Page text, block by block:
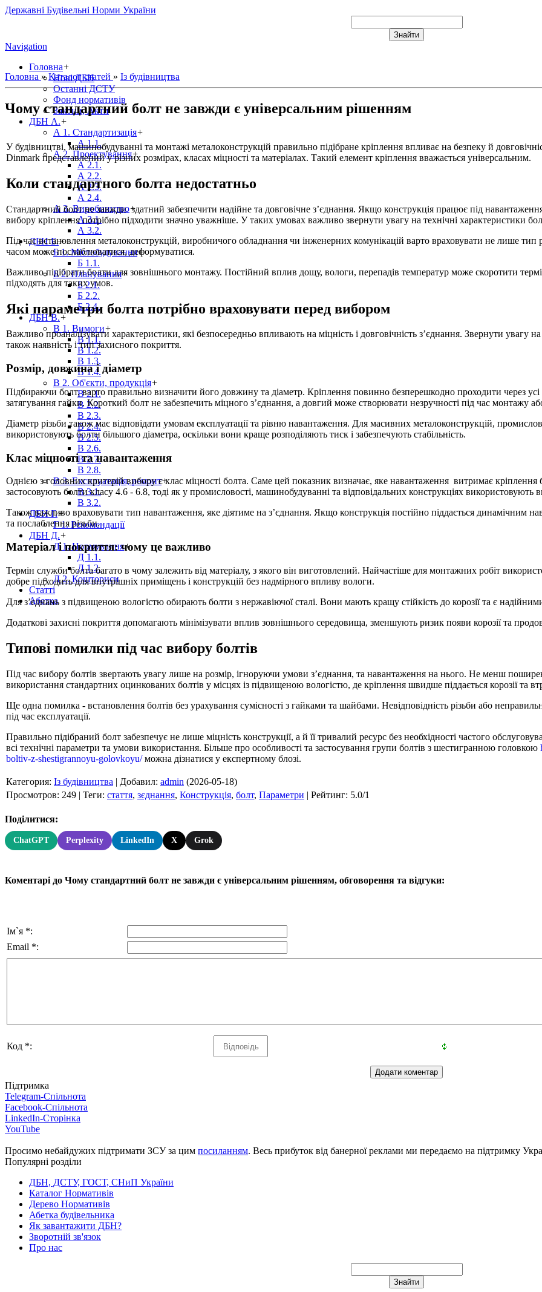
Державні Будівельні Норми України
Navigation
Головна+
Нові ДБН
Останні ДСТУ
Фонд нормативів
Закони, Акти
ДБН А.+
А 1. Стандартизація+
А 1.1.
А 2. Проектування+
А 2.1.
А 2.2.
А 2.3.
А 2.4.
А 3. Виробництво+
А 3.1.
А 3.2.
ДБН Б.+
Б 1. Містобудування+
Б 1.1.
Б 2. Планування+
Б 2.1.
Б 2.2.
Б 2.4.
ДБН В.+
В 1. Вимоги+
В 1.1.
В 1.2.
В 1.3.
В 1.4.
В 2. Об'єкти, продукція+
В 2.1.
В 2.2.
В 2.3.
В 2.4.
В 2.5.
В 2.6.
В 2.7.
В 2.8.
В 3. Експлуатація, ремонт+
В 3.1.
В 3.2.
ДБН Г.+
Г 1. Рекомендації
ДБН Д.+
Д 1. Нормування+
Д 1.1.
Д 1.2.
Д 2. Кошториси
Статті
Абетка
Головна » Каталог статей » Із будівництва
Чому стандартний болт не завжди є універсальним рішенням
У будівництві, машинобудуванні та монтажі металоконструкцій правильно підібране кріплення впливає на безпеку й
Dinmark представлений у різних розмірах, класах міцності та матеріалах. Такий елемент кріплення вважається універсальним.
Коли стандартного болта недостатньо
Стандартний болт не завжди здатний забезпечити надійне та довговічне з’єднання. Якщо конструкція працює під
вибору кріплення потрібно підходити значно уважніше. У таких умовах важливо звернути увагу на технічні характеристики
Під час встановлення металоконструкцій, виробничого обладнання чи інженерних комунікацій варто враховувати не лише тип
часом може послаблюватися, деформуватися.
Важливо підібрати болти для зовнішнього монтажу. Постійний вплив дощу, вологи, перепадів температур може скоротити
підходять для таких умов.
Які параметри болта потрібно враховувати перед вибором
Важливо проаналізувати характеристики, які безпосередньо впливають на міцність і довговічність з’єднання. Звернути увагу
також наявність і тип захисного покриття.
Розмір, довжина і діаметр
Підбираючи болт, варто правильно визначити його довжину та діаметр. Кріплення повинно безперешкодно проходити через усі
затягування гайки. Короткий болт не забезпечить міцного з’єднання, а довгий може створювати незручності під час монтажу
Діаметр різьби також має відповідати умовам експлуатації та рівню навантаження. Для масивних металоконструкцій,
використовують болти більшого діаметра, оскільки вони краще розподіляють тиск і забезпечують стабільність.
Клас міцності та навантаження
Однією з головних критерій вибору є клас міцності болта. Саме цей показник визначає, яке навантаження витримає
застосовують болти класу 4.6 - 6.8, тоді як у промисловості, машинобудуванні та відповідальних конструкціях використовують
Також важливо враховувати тип навантаження, яке діятиме на з’єднання. Якщо конструкція постійно піддається динамічним
та послаблення різьби.
Матеріал і покриття: чому це важливо
Термін служби болта багато в чому залежить від матеріалу, з якого він виготовлений. Найчастіше для монтажних робіт
добре підходить для внутрішніх приміщень і конструкцій без надмірного впливу вологи.
Для з’єднань з підвищеною вологістю обирають болти з нержавіючої сталі. Вони мають кращу стійкість до корозії та є
Додаткові захисні покриття допомагають мінімізувати вплив зовнішнього середовища, зменшують ризик появи корозії та
Типові помилки під час вибору болтів
Під час вибору болтів звертають увагу лише на розмір, ігноруючи умови з’єднання, та навантаження на нього. Не менш
використання стандартних оцинкованих болтів у місцях із підвищеною вологістю, де кріплення швидше піддається корозії та
Ще одна помилка - встановлення болтів без урахування сумісності з гайками та шайбами. Невідповідність різьби або
під час експлуатації.
Правильно підібраний болт забезпечує не лише міцність конструкції, а й її тривалий ресурс без необхідності частого
всі технічні параметри та умови використання. Більше про особливості та застосування групи болтів з шестигранною головкою
boltiv-z-shestigrannoyu-golovkoyu/можна дізнатися у експертному блозі.
Категория: Із будівництва | Добавил: admin (2026-05-18)
Просмотров: 249 | Теги: стаття, зєднання, Конструкція, болт, Параметри | Рейтинг: 5.0/1
Поділитися:
ChatGPT Perplexity LinkedIn X Grok
Коментарі до Чому стандартний болт не завжди є універсальним рішенням, обговорення та відгуки:
Ім`я *:
Email *:
Код *:
Підтримка
Telegram-Спільнота
Facebook-Спільнота
LinkedIn-Сторінка
YouTube
Просимо небайдужих підтримати ЗСУ за цим посиланням. Весь прибуток від банерної реклами ми передаємо на підтримку
Популярні розділи
ДБН, ДСТУ, ГОСТ, СНиП України
Каталог Нормативів
Дерево Нормативів
Абетка будівельника
Як завантажити ДБН?
Зворотній зв'язок
Про нас